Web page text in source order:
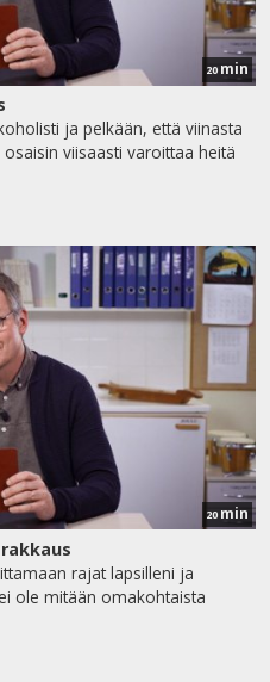
20 min
ja pelkään, että viinasta
viisaasti varoittaa heitä
20 min
rajat lapsilleni ja
ole mitään omakohtaista